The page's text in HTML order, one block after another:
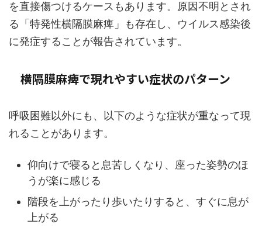
を直接傷つけるケースもあります。原因不明とされ
る「特発性横隔膜麻痺」も存在し、ウイルス感染後
に発症することが報告されています。
横隔膜麻痺で現れやすい症状のパターン
呼吸困難以外にも、以下のような症状が重なって現
れることがあります。
仰向けで寝ると息苦しくなり、座った姿勢のほ
うが楽に感じる
階段を上がったり歩いたりすると、すぐに息が
上がる